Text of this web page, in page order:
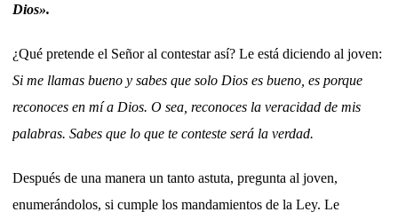
Dios».
¿Qué pretende el Señor al contestar así? Le está diciendo al joven:
Si me llamas bueno y sabes que solo Dios es bueno, es porque
reconoces en mí a Dios. O sea, reconoces la veracidad de mis
palabras. Sabes que lo que te conteste será la verdad.
Después de una manera un tanto astuta, pregunta al joven,
enumerándolos, si cumple los mandamientos de la Ley. Le